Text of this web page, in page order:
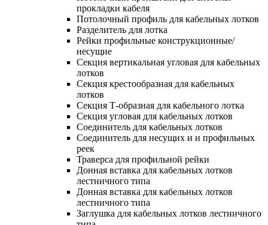
прокладки кабеля
Потолочный профиль для кабельных лотков
Разделитель для лотка
Рейки профильные конструкционные/
несущие
Секция вертикальная угловая для кабельных
лотков
Секция крестообразная для кабельных
лотков
Секция Т-образная для кабельного лотка
Секция угловая для кабельных лотков
Соединитель для кабельных лотков
Соединитель для несущих и и профильных
реек
Траверса для профильной рейки
Донная вставка для кабельных лотков
лестничного типа
Донная вставка для кабельных лотков
лестничного типа
Заглушка для кабельных лотков лестничного